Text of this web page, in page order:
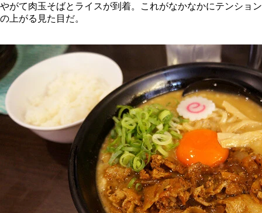
やがて肉玉そばとライスが到着。これがなかなかにテンション
の上がる見た目だ。